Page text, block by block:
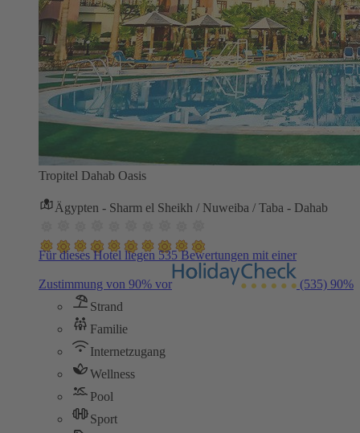
Tropitel Dahab Oasis
Ägypten - Sharm el Sheikh / Nuweiba / Taba - Dahab
Für dieses Hotel liegen 535 Bewertungen mit einer
Zustimmung von 90% vor (535) 90%
Strand
Familie
Internetzugang
Wellness
Pool
Sport